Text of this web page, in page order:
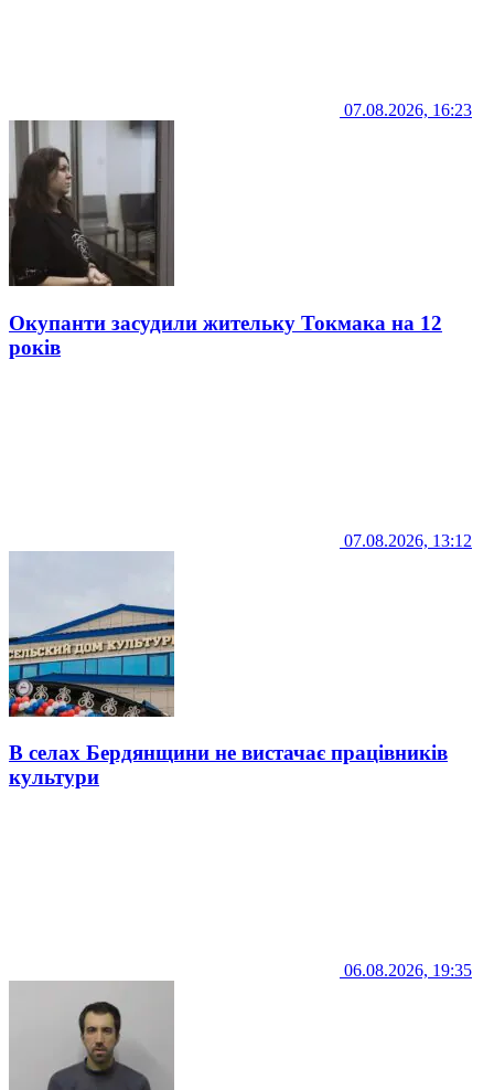
07.08.2026, 16:23
Окупанти засудили жительку Токмака на 12
років
07.08.2026, 13:12
В селах Бердянщини не вистачає працівників
культури
06.08.2026, 19:35